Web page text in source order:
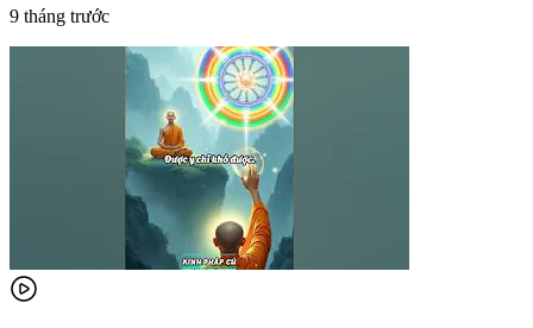
9 tháng trước